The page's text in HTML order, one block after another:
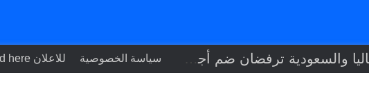
إيطاليا والسعودية ترفضان ضم أجزاء من الضفة الغربية وفرض قيود في هرمز سياسة الخصوصية للاعلان Your ad here